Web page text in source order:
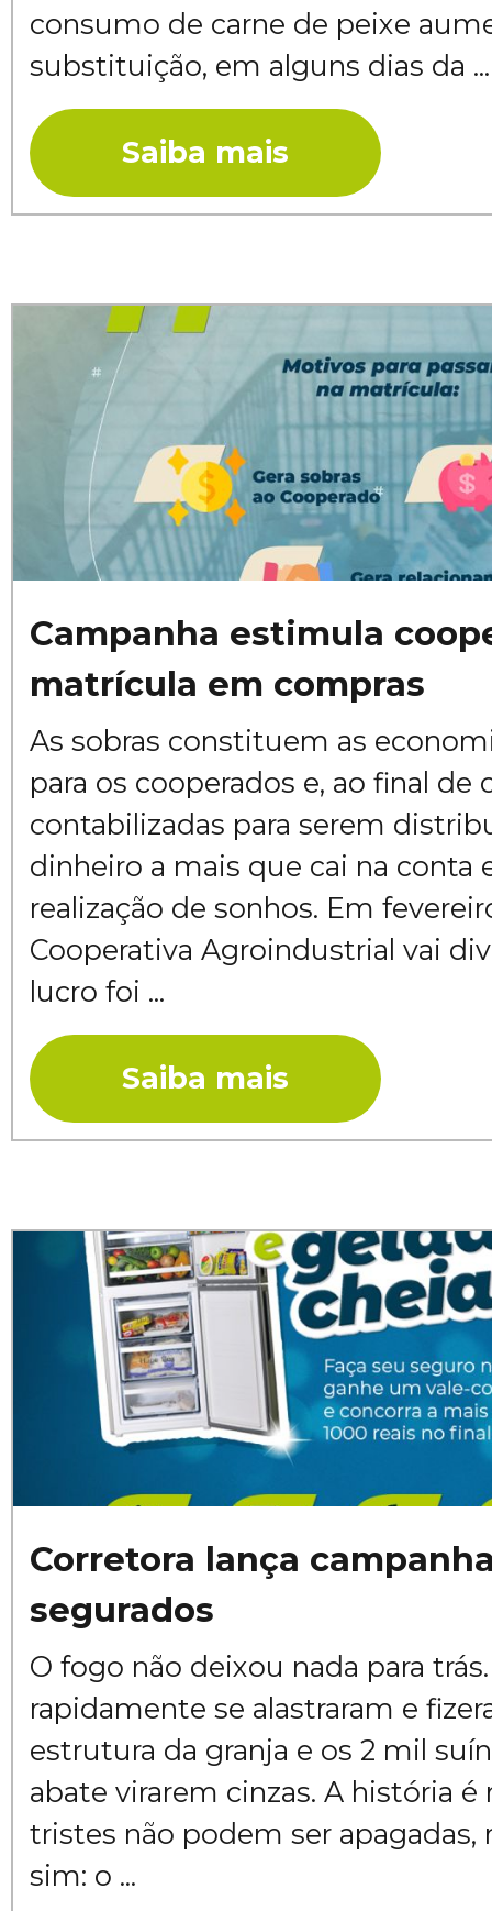
consumo de carne de peixe
substituição, em alguns dias da ...
Saiba mais
Campanha estimula
matrícula em compras
As sobras constituem as
para os cooperados e, ao final de
contabilizadas para serem
dinheiro a mais que cai na conta
realização de sonhos. Em
Cooperativa Agroindustrial vai
lucro foi ...
Saiba mais
Corretora lança
segurados
O fogo não deixou nada para
rapidamente se alastraram e
estrutura da granja e os 2 mil
abate virarem cinzas. A história é
tristes não podem ser apagadas,
sim: o ...